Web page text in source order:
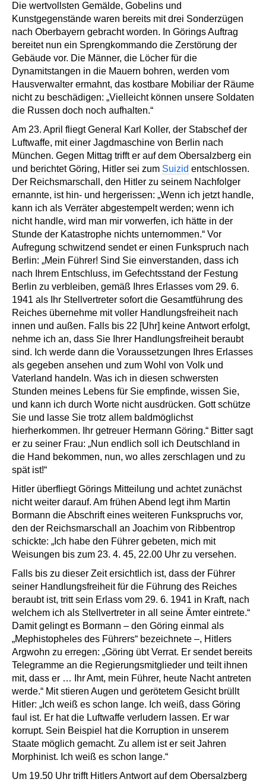
Die wertvollsten Gemälde, Gobelins und
Kunstgegenstände waren bereits mit drei Sonderzügen
nach Oberbayern gebracht worden. In Görings Auftrag
bereitet nun ein Sprengkommando die Zerstörung der
Gebäude vor. Die Männer, die Löcher für die
Dynamitstangen in die Mauern bohren, werden vom
Hausverwalter ermahnt, das kostbare Mobiliar der Räume
nicht zu beschädigen: „Vielleicht können unsere Soldaten
die Russen doch noch aufhalten.“
Am 23. April fliegt General Karl Koller, der Stabschef der
Luftwaffe, mit einer Jagdmaschine von Berlin nach
München. Gegen Mittag trifft er auf dem Obersalzberg ein
und berichtet Göring, Hitler sei zum Suizid entschlossen.
Der Reichsmarschall, den Hitler zu seinem Nachfolger
ernannte, ist hin- und hergerissen: „Wenn ich jetzt handle,
kann ich als Verräter abgestempelt werden; wenn ich
nicht handle, wird man mir vorwerfen, ich hätte in der
Stunde der Katastrophe nichts unternommen.“ Vor
Aufregung schwitzend sendet er einen Funkspruch nach
Berlin: „Mein Führer! Sind Sie einverstanden, dass ich
nach Ihrem Entschluss, im Gefechtsstand der Festung
Berlin zu verbleiben, gemäß Ihres Erlasses vom 29. 6.
1941 als Ihr Stellvertreter sofort die Gesamtführung des
Reiches übernehme mit voller Handlungsfreiheit nach
innen und außen. Falls bis 22 [Uhr] keine Antwort erfolgt,
nehme ich an, dass Sie Ihrer Handlungsfreiheit beraubt
sind. Ich werde dann die Voraussetzungen Ihres Erlasses
als gegeben ansehen und zum Wohl von Volk und
Vaterland handeln. Was ich in diesen schwersten
Stunden meines Lebens für Sie empfinde, wissen Sie,
und kann ich durch Worte nicht ausdrücken. Gott schütze
Sie und lasse Sie trotz allem baldmöglichst
hierherkommen. Ihr getreuer Hermann Göring.“ Bitter sagt
er zu seiner Frau: „Nun endlich soll ich Deutschland in
die Hand bekommen, nun, wo alles zerschlagen und zu
spät ist!“
Hitler überfliegt Görings Mitteilung und achtet zunächst
nicht weiter darauf. Am frühen Abend legt ihm Martin
Bormann die Abschrift eines weiteren Funkspruchs vor,
den der Reichsmarschall an Joachim von Ribbentrop
schickte: „Ich habe den Führer gebeten, mich mit
Weisungen bis zum 23. 4. 45, 22.00 Uhr zu versehen.
Falls bis zu dieser Zeit ersichtlich ist, dass der Führer
seiner Handlungsfreiheit für die Führung des Reiches
beraubt ist, tritt sein Erlass vom 29. 6. 1941 in Kraft, nach
welchem ich als Stellvertreter in all seine Ämter eintrete.“
Damit gelingt es Bormann – den Göring einmal als
„Mephistopheles des Führers“ bezeichnete –, Hitlers
Argwohn zu erregen: „Göring übt Verrat. Er sendet bereits
Telegramme an die Regierungsmitglieder und teilt ihnen
mit, dass er … Ihr Amt, mein Führer, heute Nacht antreten
werde.“ Mit stieren Augen und gerötetem Gesicht brüllt
Hitler: „Ich weiß es schon lange. Ich weiß, dass Göring
faul ist. Er hat die Luftwaffe verludern lassen. Er war
korrupt. Sein Beispiel hat die Korruption in unserem
Staate möglich gemacht. Zu allem ist er seit Jahren
Morphinist. Ich weiß es schon lange.“
Um 19.50 Uhr trifft Hitlers Antwort auf dem Obersalzberg